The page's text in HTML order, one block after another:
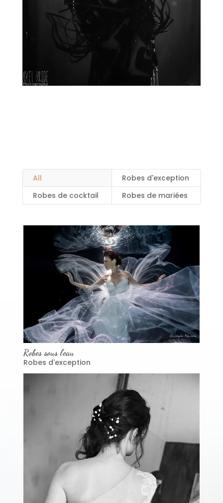
All
Robes d'exception
Robes de cocktail
Robes de mariées
Robes sous l’eau
Robes d'exception